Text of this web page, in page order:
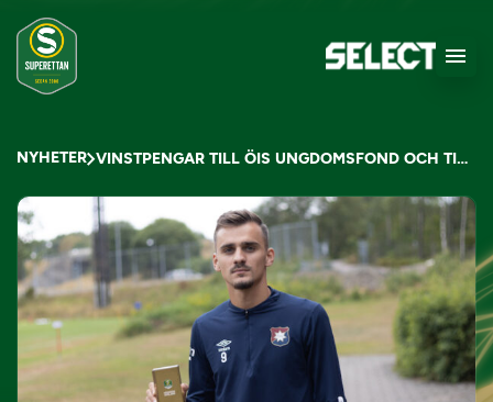
NYHETER VINSTPENGAR TILL ÖIS UNGDOMSFOND OCH TILL BOIS FÖR ALLA